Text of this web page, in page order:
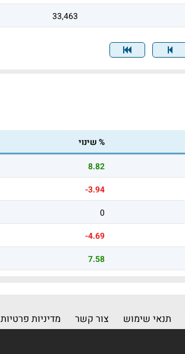
33,463
% שינוי
8.82
-3.94
0
-4.69
7.58
תנאי שימוש צור קשר מדיניות פרטיות